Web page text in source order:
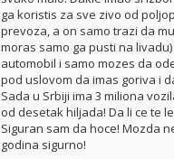
ga koristis za sve zivo od
prevoza, a on samo trazi da
moras samo ga pusti na
automobil i samo mozes da
pod uslovom da imas goriva i
Sada u Srbiji ima 3 miliona
od desetak hiljada! Da li ce te
Siguran sam da hoce! Mozda
godina sigurno!